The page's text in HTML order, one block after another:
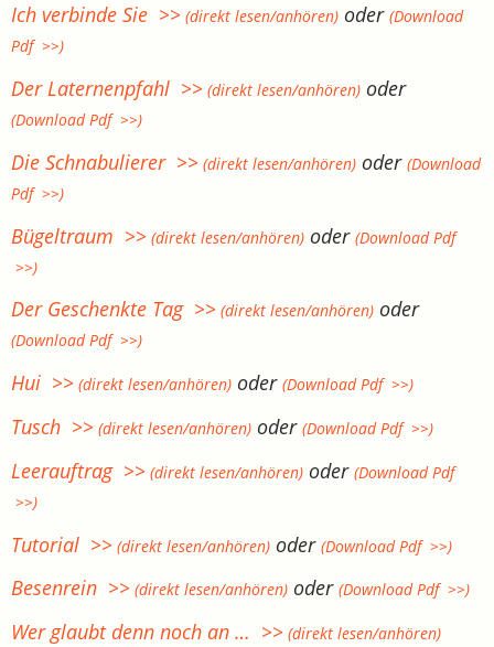
Ich verbinde Sie >> (direkt lesen/anhören) oder(Download
Pdf >>)
Der Laternenpfahl >> (direkt lesen/anhören) oder
(Download Pdf >>)
Die Schnabulierer >> (direkt lesen/anhören) oder(Download
Pdf >>)
Bügeltraum >> (direkt lesen/anhören) oder(Download Pdf
>>)
Der Geschenkte Tag >> (direkt lesen/anhören) oder
(Download Pdf >>)
Hui >> (direkt lesen/anhören) oder(Download Pdf >>)
Tusch >> (direkt lesen/anhören) oder(Download Pdf >>)
Leerauftrag >> (direkt lesen/anhören) oder(Download Pdf
>>)
Tutorial >> (direkt lesen/anhören) oder(Download Pdf >>)
Besenrein >> (direkt lesen/anhören) oder(Download Pdf >>)
Wer glaubt denn noch an … >> (direkt lesen/anhören)